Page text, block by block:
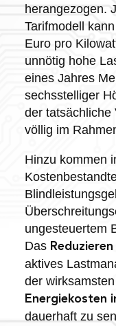
herangezogen.
Tarifmodell
Euro pro
unnötig hohe
eines Jahres
sechsstelliger
der tatsächliche
völlig im
Hinzu kommen
ungesteuertem
Das
aktives
der
Energiekosten
dauerhaft zu